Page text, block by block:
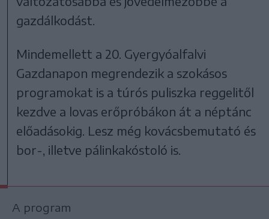
gazdálkodást.
Mindemellett a 20. Gyergyóalfalvi
Gazdanapon megrendezik a szokásos
programokat is a túrós puliszka reggelitől
kezdve a lovas erőpróbákon át a néptánc
előadásokig. Lesz még kovácsbemutató és
bor-, illetve pálinkakóstoló is.
A program